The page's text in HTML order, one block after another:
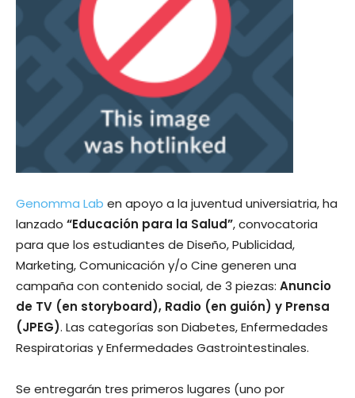
Genomma Lab en apoyo a la juventud universiatria, ha
lanzado “Educación para la Salud”, convocatoria
para que los estudiantes de Diseño, Publicidad,
Marketing, Comunicación y/o Cine generen una
campaña con contenido social, de 3 piezas: Anuncio
de TV (en storyboard), Radio (en guión) y Prensa
(JPEG). Las categorí­as son Diabetes, Enfermedades
Respiratorias y Enfermedades Gastrointestinales.
Se entregarán tres primeros lugares (uno por